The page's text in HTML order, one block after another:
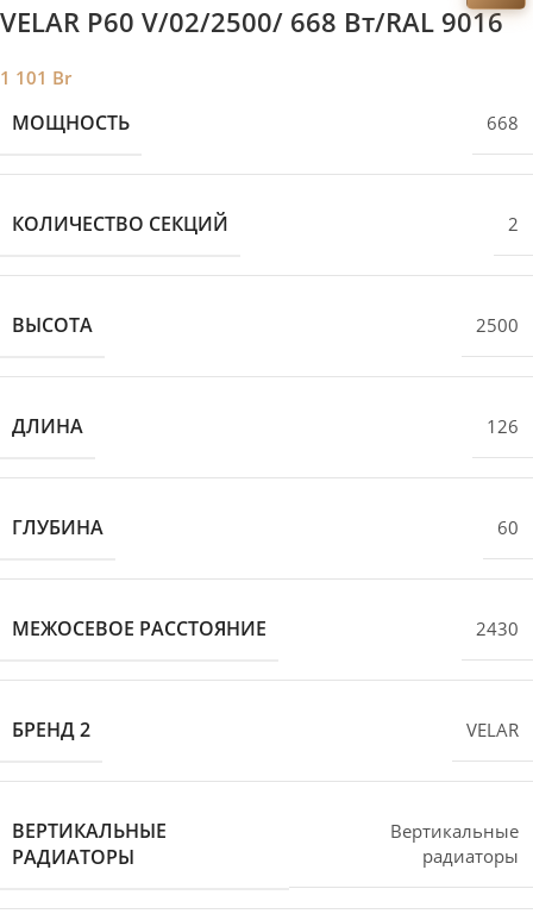
VELAR P60 V/02/2500/ 668 Bт/RAL 9016
1 101 Br
МОЩНОСТЬ 668
КОЛИЧЕСТВО СЕКЦИЙ 2
ВЫСОТА 2500
ДЛИНА 126
ГЛУБИНА 60
МЕЖОСЕВОЕ РАССТОЯНИЕ 2430
БРЕНД 2 VELAR
ВЕРТИКАЛЬНЫЕ
РАДИАТОРЫ
Вертикальные
радиаторы